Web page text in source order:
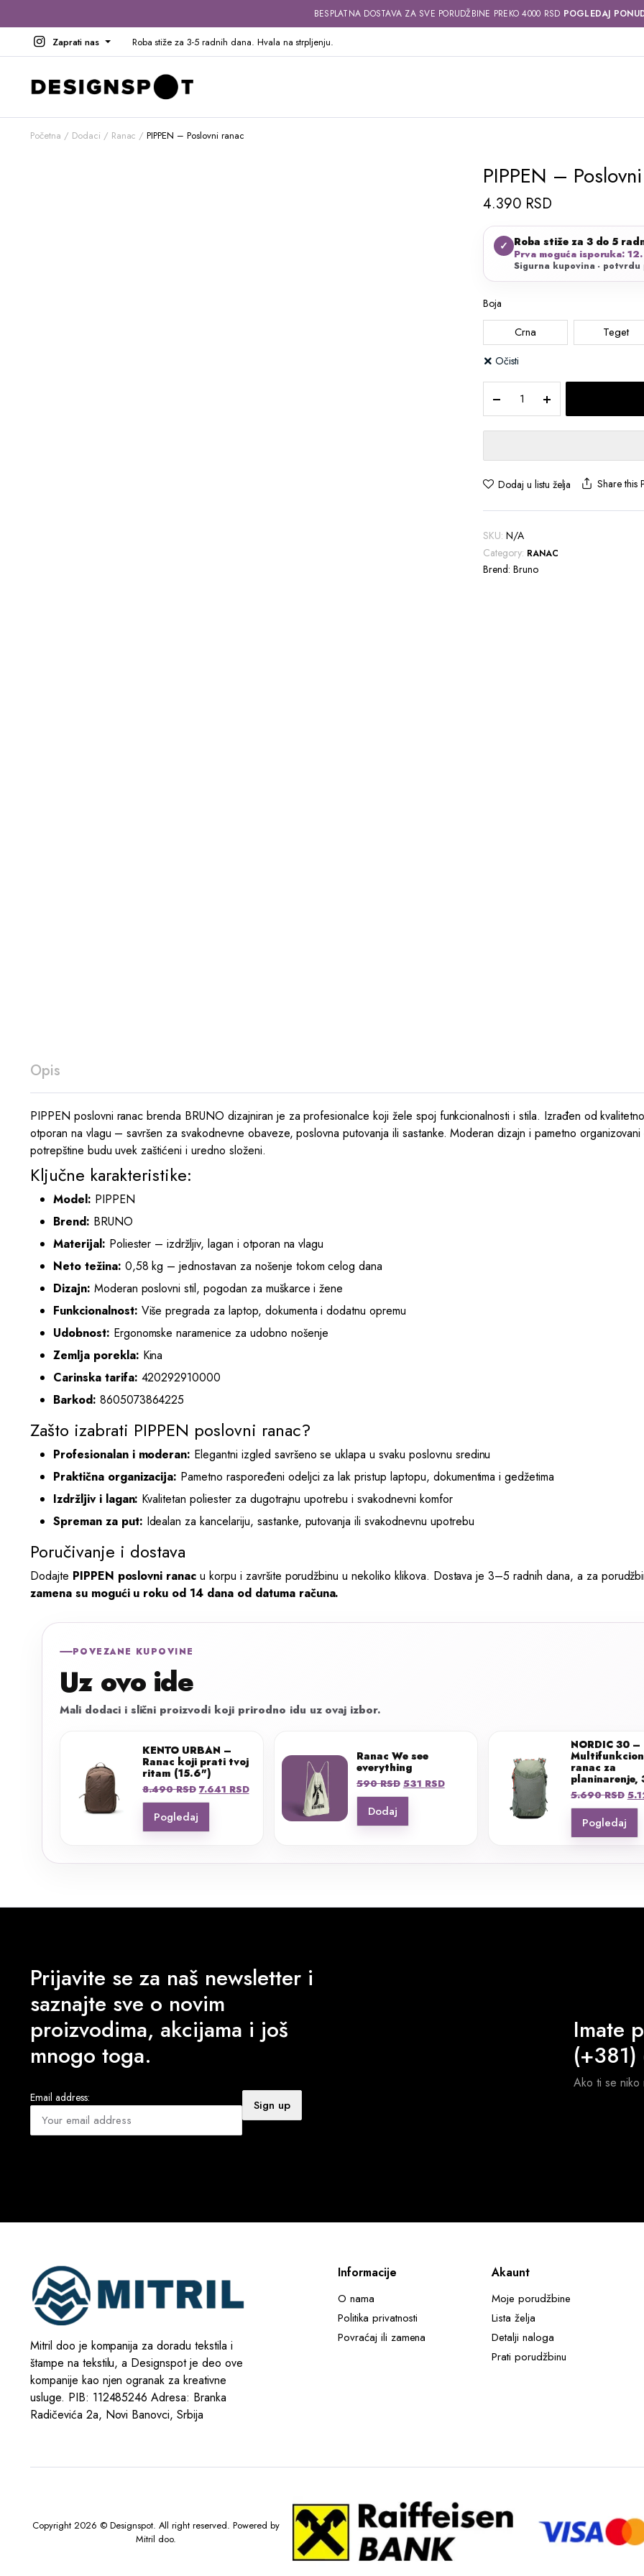
BESPLATNA DOSTAVA ZA SVE PORUDŽBINE PREKO 4000 RSD POGLEDAJ
Zaprati nas Roba stiže za 3-5 radnih dana. Hvala na strpljenju.
Početna Dodaci Ranac PIPPEN – Poslovni ranac
PIPPEN –
4.390 RSD
✓ Roba stiže za 3 do 5
Prva moguća isporuka:
Sigurna kupovina - potvrdu
Boja
Crna Teget
Očisti
Poslovni
ranac
Dodaj u listu želja Share this
SKU: N/A
Category: RANAC
Brend: Bruno
Opis
PIPPEN poslovni ranac brenda BRUNO dizajniran je za profesionalce koji žele spoj funkcionalnosti i stila. Izrađen od
otporan na vlagu – savršen za svakodnevne obaveze, poslovna putovanja ili sastanke. Moderan dizajn i pametno
potrepštine budu uvek zaštićeni i uredno složeni.
Ključne karakteristike:
Model: PIPPEN
Brend: BRUNO
Materijal: Poliester – izdržljiv, lagan i otporan na vlagu
Neto težina: 0,58 kg – jednostavan za nošenje tokom celog dana
Dizajn: Moderan poslovni stil, pogodan za muškarce i žene
Funkcionalnost: Više pregrada za laptop, dokumenta i dodatnu opremu
Udobnost: Ergonomske naramenice za udobno nošenje
Zemlja porekla: Kina
Carinska tarifa: 420292910000
Barkod: 8605073864225
Zašto izabrati PIPPEN poslovni ranac?
Profesionalan i moderan: Elegantni izgled savršeno se uklapa u svaku poslovnu sredinu
Praktična organizacija: Pametno raspoređeni odeljci za lak pristup laptopu, dokumentima i gedžetima
Izdržljiv i lagan: Kvalitetan poliester za dugotrajnu upotrebu i svakodnevni komfor
Spreman za put: Idealan za kancelariju, sastanke, putovanja ili svakodnevnu upotrebu
Poručivanje i dostava
Dodajte PIPPEN poslovni ranac u korpu i završite porudžbinu u nekoliko klikova. Dostava je 3–5 radnih dana, a za
zamena su mogući u roku od 14 dana od datuma računa.
POVEZANE KUPOVINE
Uz ovo ide
Mali dodaci i slični proizvodi koji prirodno idu uz ovaj izbor.
KENTO URBAN –
Ranac koji prati tvoj
ritam (15.6")
8.490RSD Originalna
cena
bila:
7.641 RSDTrenutna
Pogledaj
Ranac We see
everything
590RSD Originalna
cena
bila:
531 RSDTrenutna
Dodaj
NORDIC 30 –
ranac za
planinarenje,
5.690RSD
cena
bila:
Pogledaj
Prijavite se za naš newsletter i
saznajte sve o novim
proizvodima, akcijama i još
mnogo toga.
Email address:
Imate
Ako ti se niko
Mitril doo je kompanija za doradu tekstila i
štampe na tekstilu, a Designspot je deo ove
kompanije kao njen ogranak za kreativne
usluge. PIB: 112485246 Adresa: Branka
Radičevića 2a, Novi Banovci, Srbija
Informacije
O nama
Politika privatnosti
Povraćaj ili zamena
Akaunt
Moje porudžbine
Lista želja
Detalji naloga
Prati porudžbinu
Copyright 2026 © Designspot. All right reserved. Powered by
Mitril doo.